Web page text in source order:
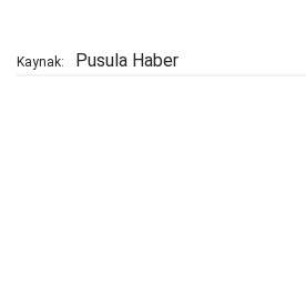
Kaynak: Pusula Haber